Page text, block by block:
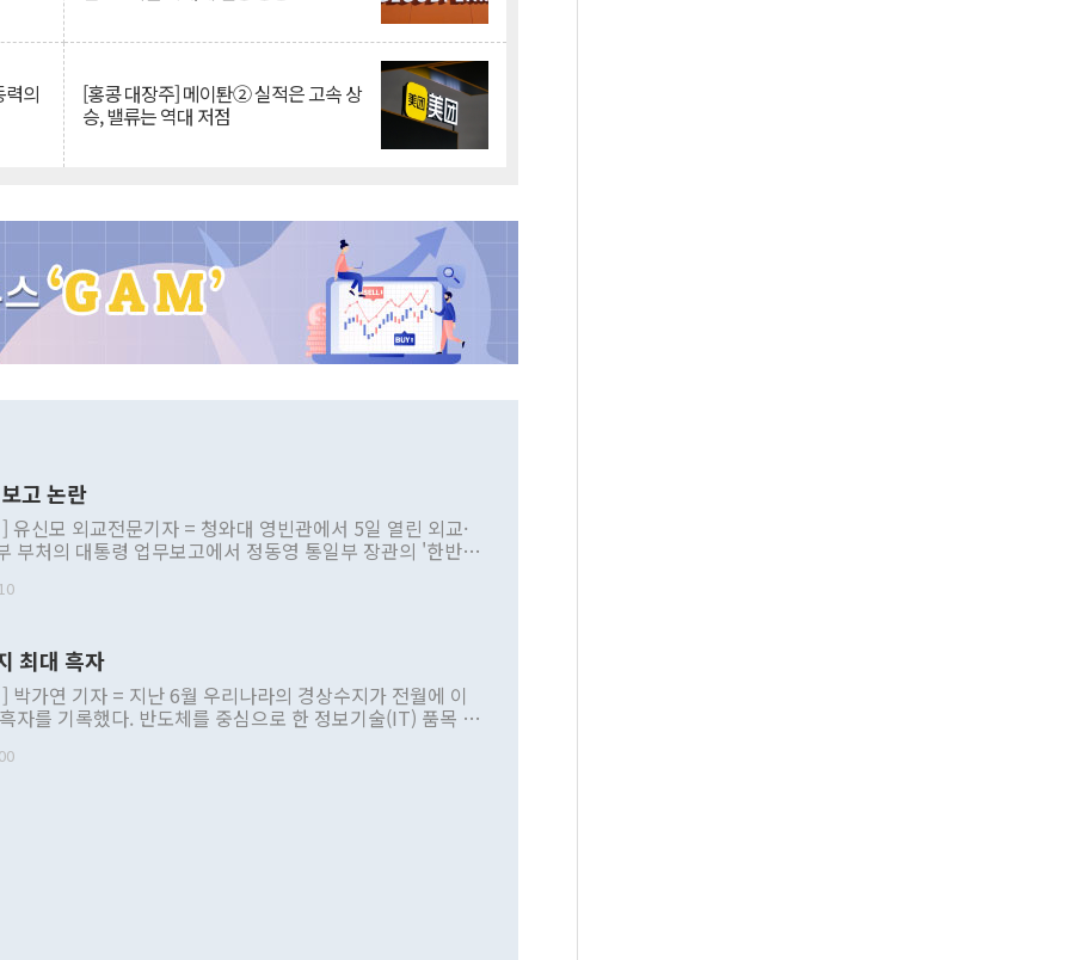
의 [홍콩 대장주] 메이퇀② 실적은 고속 상
승, 밸류는 역대 저점
고 논란
유신모 외교전문기자 = 청와대 영빈관에서 5일 열린 외교·
부처의 대통령 업무보고에서 정동영 통일부 장관의 '한반도
부 내 조율을 거치지 않은 사안을 정책으로 추진하겠다고 공
근거한 비현실적 구상'이라는 비판을 내놨다. 그동안 정 장
관련 발언이 물의를 빚은 적은 여러 번 있지만 대통령과 유
공개적으로 부정적 입장을 표명한 것은 이례적이다. 정 장
북 접근법과 월권을 제어해야 한다는 목소리도 높아지고 있
최대 흑자
박가연 기자 = 지난 6월 우리나라의 경상수지가 전월에 이
자를 기록했다. 반도체를 중심으로 한 정보기술(IT) 품목 수
르